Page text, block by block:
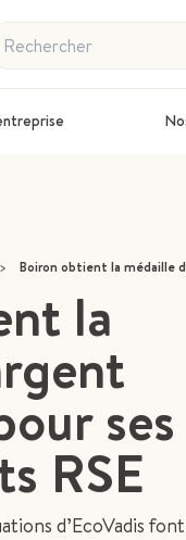
> Boiron obtient la médaille d’argent
la
ses
RSE
d’EcoVadis